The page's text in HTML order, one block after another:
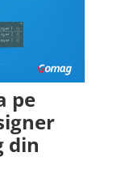
pe
din